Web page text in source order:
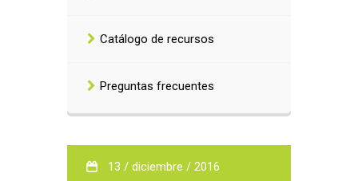
Catálogo de recursos
Preguntas frecuentes
13 / diciembre / 2016